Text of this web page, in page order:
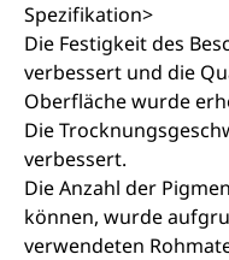
Spezifikation>
Die Festigkeit des
verbessert und die
Oberfläche wurde
Die
verbessert.
Die Anzahl der
können, wurde
verwendeten